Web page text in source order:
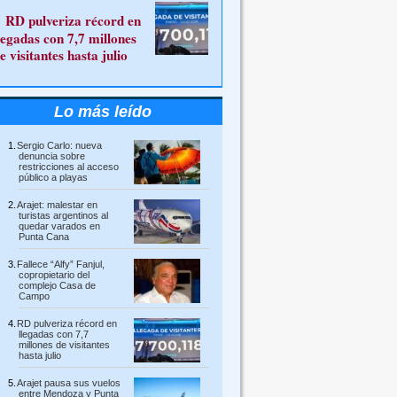
RD pulveriza récord en
con 7,7 millones
visitantes hasta julio
Lo más leído
Sergio Carlo: nueva
denuncia sobre
restricciones al acceso
público a playas
Arajet: malestar en
turistas argentinos al
quedar varados en
Punta Cana
Fallece “Alfy” Fanjul,
copropietario del
complejo Casa de
Campo
RD pulveriza récord en
llegadas con 7,7
millones de visitantes
hasta julio
Arajet pausa sus vuelos
entre Mendoza y Punta